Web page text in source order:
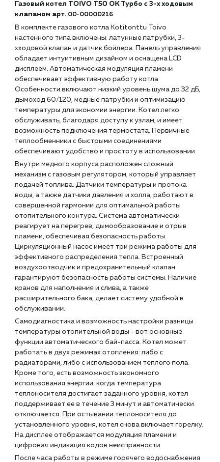
Чат-бот
+7 (918) 070-19-79
Пн – пт: 9:00 – 18:00
sales@profpotok.ru
г. Краснодар, ул. Российская, 63
Газовый котел TOIVO T50 OK Турбо с 3-х ходовым
клапаном арт. 00-00000216
В комплекте газового котла Kotitonttu Toivo
настенного типа включены: латунные патрубки, 3-
хходовой клапан и датчик бойлера. Панель управления
обладает интуитивным дизайном и оснащена LCD
дисплеем. Автоматическая модуляция пламени
обеспечивает эффективную работу котла.
Особенности включают низкий уровень шума до 32 дБ,
дымоход 60/120, медные патрубки и оптимизацию
температуры для экономии энергии. Котел легко
обслуживать, благодаря доступу к узлам, и имеет
возможность подключения термостата. Первичные
теплообменники с быстрыми соединениями
обеспечивают удобство и простоту в использовании.
Внутри медного корпуса расположен сложный
механизм с газовым регулятором, который управляет
подачей топлива. Датчики температуры и протока
воды, а также датчики давления и холла, работают в
совершенной гармонии для оптимальной работы
отопительного контура. Система автоматически
реагирует на перегрев, дымообразование и отрыв
пламени, обеспечивая безопасность работы.
Циркуляционный насос имеет три режима работы для
эффективного распределения тепла. Встроенный
воздухоотводчик и предохранительный клапан
гарантируют безопасность работы системы. Наличие
кранов для наполнения и слива, а также
расширительного бака, делает систему удобной в
обслуживании.
Самодиагностика и возможность настройки разницы
температуры отопительной воды - вот основные
функции автоматического бай-пасса. Котел может
работать в двух режимах отопления: либо с
радиаторами, либо с использованием теплого пола.
Кроме того, есть возможность экономного
использования энергии: когда температура
теплоносителя достигает заданного уровня, котел
поддерживает ее в течение 3 минут и автоматически
отключается. При остывании теплоносителя до
установленного уровня, котел снова включает горелку.
На дисплее отображается модуляция пламени и
цифровая индикация кодов неисправности.
После часа работы в режиме горячего водоснабжения